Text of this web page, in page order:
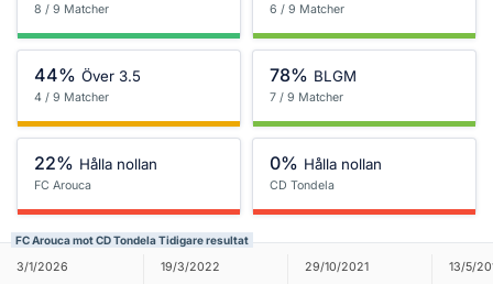
8 / 9 Matcher 6 / 9 Matcher
44% Över 3.5
4 / 9 Matcher
78% BLGM
7 / 9 Matcher
22% Hålla nollan
FC Arouca
0% Hålla nollan
CD Tondela
FC Arouca mot CD Tondela Tidigare resultat
3/1/2026 19/3/2022 29/10/2021 13/5/